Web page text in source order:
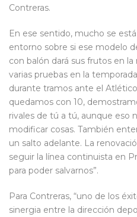
Contreras.
En ese sentido, mucho se
entorno sobre si ese modelo
con balón dará sus frutos en
varias pruebas en la
durante tramos ante el
quedamos con 10,
rivales de tú a tú, aunque eso
modificar cosas. También
un salto adelante. La
seguir la línea continuista en
para poder salvarnos”.
Para Contreras, “uno de los
sinergia entre la dirección